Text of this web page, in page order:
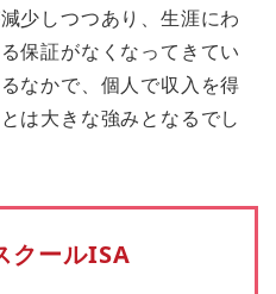
少しつつあり、生涯にわ
保証がなくなってきてい
なかで、個人で収入を得
は大きな強みとなるでし
クールISA